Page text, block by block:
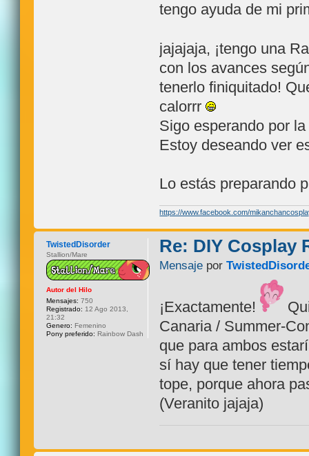
tengo ayuda de mi
jajajaja, ¡tengo una
con los avances
tenerlo finiquitado!
calorrr
Sigo esperando por
Estoy deseando ver
Lo estás preparando
https://www.facebook.com/
Re: DIY Cosplay
Mensaje por
¡Exactamente!
Canaria / Summer-
que para ambos
sí hay que tener
tope, porque ahora
(Veranito jajaja)
TwistedDisorder
Stallion/Mare
Autor del Hilo
Mensajes: 750
Registrado: 12 Ago 2013,
21:32
Genero: Femenino
Pony preferido: Rainbow Dash